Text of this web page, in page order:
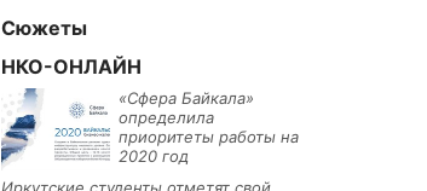
Сюжеты
НКО-ОНЛАЙН
«Сфера Байкала»
определила
приоритеты работы на
2020 год